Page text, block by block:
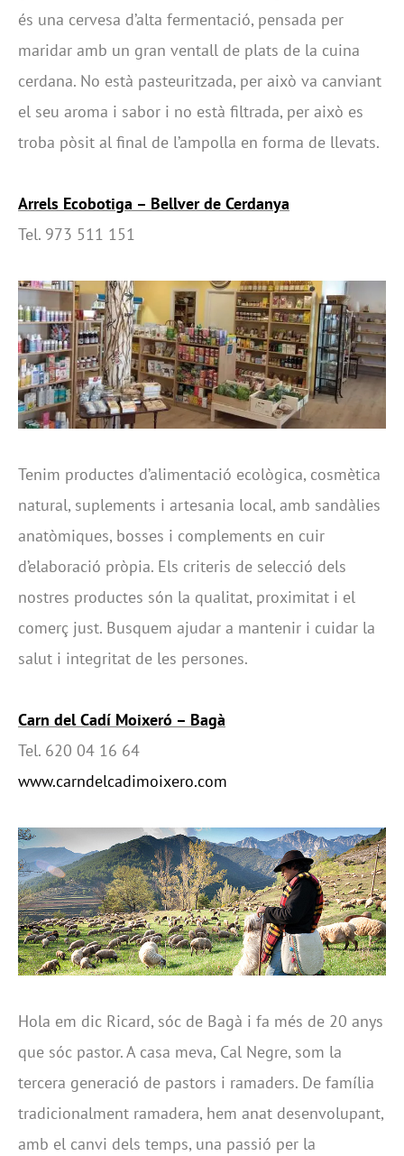
és una cervesa d’alta fermentació, pensada per
maridar amb un gran ventall de plats de la cuina
cerdana. No està pasteuritzada, per això va canviant
el seu aroma i sabor i no està filtrada, per això es
troba pòsit al final de l’ampolla en forma de llevats.
Arrels Ecobotiga – Bellver de Cerdanya
Tel. 973 511 151
Tenim productes d’alimentació ecològica, cosmètica
natural, suplements i artesania local, amb sandàlies
anatòmiques, bosses i complements en cuir
d’elaboració pròpia. Els criteris de selecció dels
nostres productes són la qualitat, proximitat i el
comerç just. Busquem ajudar a mantenir i cuidar la
salut i integritat de les persones.
Carn del Cadí Moixeró – Bagà
Tel. 620 04 16 64
www.carndelcadimoixero.com
Hola em dic Ricard, sóc de Bagà i fa més de 20 anys
que sóc pastor. A casa meva, Cal Negre, som la
tercera generació de pastors i ramaders. De família
tradicionalment ramadera, hem anat desenvolupant,
amb el canvi dels temps, una passió per la